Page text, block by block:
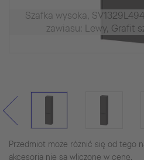
Szafka wysoka,
zawiasu: Lewy, Grafit
Przedmiot może różnić się od tego
akcesoria nie są wliczone w cenę.